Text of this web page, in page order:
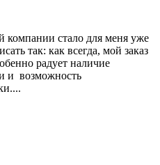
компании стало для меня уже
так: как всегда, мой заказ
радует наличие
и возможность